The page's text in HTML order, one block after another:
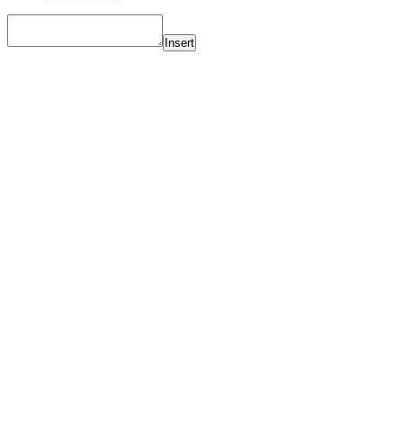
Insert